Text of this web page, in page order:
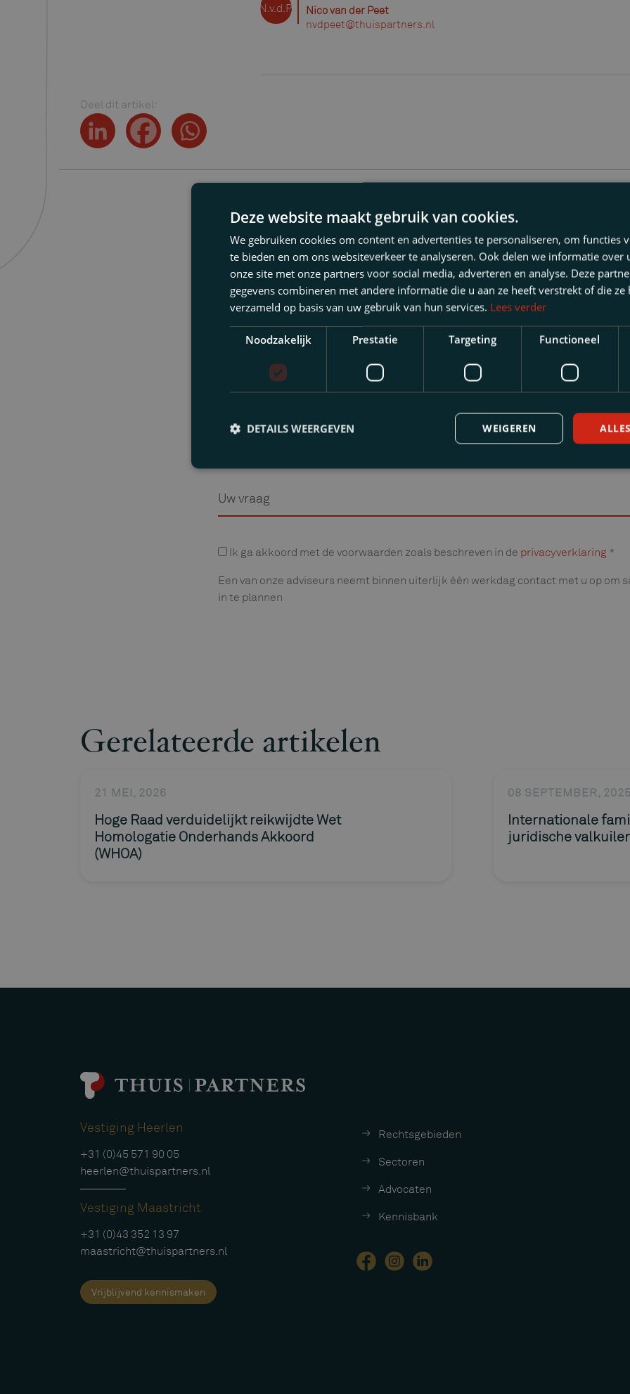
N.v.d.P.
Nico van der Peet
nvdpeet@thuispartners.nl
Deel dit artikel:
Was dit artikel nuttig?
Wij bespreken graag uw persoonlijke situatie tijdens een vrijblijvende
met een voor uw situatie relevante specialist.
mailadres
Telefoon
Privacyverklaring
Ik ga akkoord met de voorwaarden zoals beschreven in de privacyverklaring *
Een van onze adviseurs neemt binnen uiterlijk één werkdag contact met u op om
in te plannen
Gerelateerde artikelen
21 MEI, 2026
Hoge Raad verduidelijkt reikwijdte Wet
Homologatie Onderhands Akkoord
(WHOA)
08 SEPTEMBER, 2025
Internationale
juridische
Vestiging Heerlen
+31 (0)45 571 90 05
heerlen@thuispartners.nl
Vestiging Maastricht
+31 (0)43 352 13 97
maastricht@thuispartners.nl
Vrijblijvend kennismaken
Rechtsgebieden
Sectoren
Advocaten
Kennisbank
Deze website maakt gebruik van cookies.
We gebruiken cookies om content en advertenties te personaliseren, om functies
te bieden en om ons websiteverkeer te analyseren. Ook delen we informatie over
onze site met onze partners voor social media, adverteren en analyse. Deze
gegevens combineren met andere informatie die u aan ze heeft verstrekt of die ze
verzameld op basis van uw gebruik van hun services. Lees verder
Noodzakelijk Prestatie Targeting Functioneel
WEIGEREN
DETAILS WEERGEVEN